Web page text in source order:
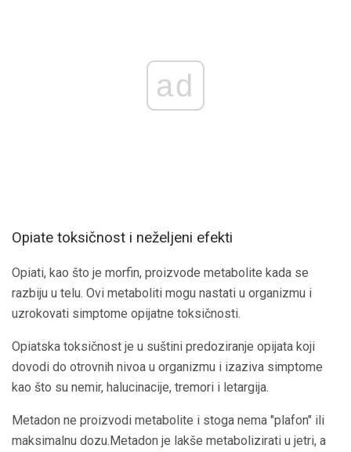
ad
Opiate toksičnost i neželjeni efekti
Opiati, kao što je morfin, proizvode metabolite kada se
razbiju u telu. Ovi metaboliti mogu nastati u organizmu i
uzrokovati simptome opijatne toksičnosti.
Opiatska toksičnost je u suštini predoziranje opijata koji
dovodi do otrovnih nivoa u organizmu i izaziva simptome
kao što su nemir, halucinacije, tremori i letargija.
Metadon ne proizvodi metabolite i stoga nema "plafon" ili
maksimalnu dozu.Metadon je lakše metabolizirati u jetri, a